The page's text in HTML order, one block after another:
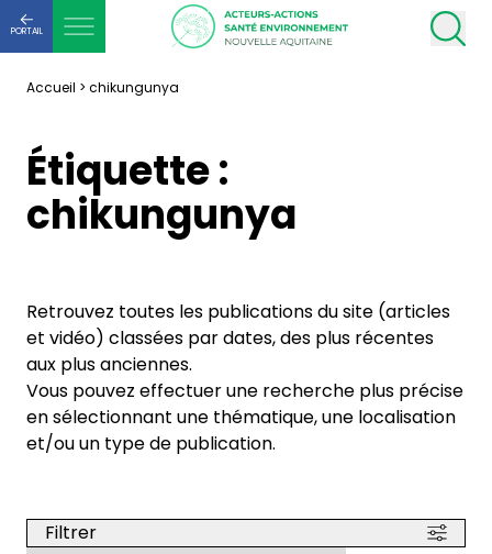
PORTAIL
Accueil > chikungunya
Étiquette :
chikungunya
Retrouvez toutes les publications du site (articles
et vidéo) classées par dates, des plus récentes
aux plus anciennes.
Vous pouvez effectuer une recherche plus précise
en sélectionnant une thématique, une localisation
et/ou un type de publication.
Filtrer